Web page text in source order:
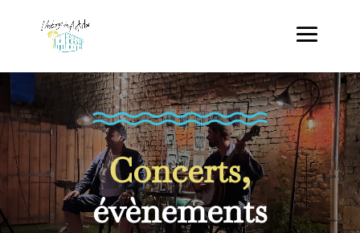
Concerts,
évènements